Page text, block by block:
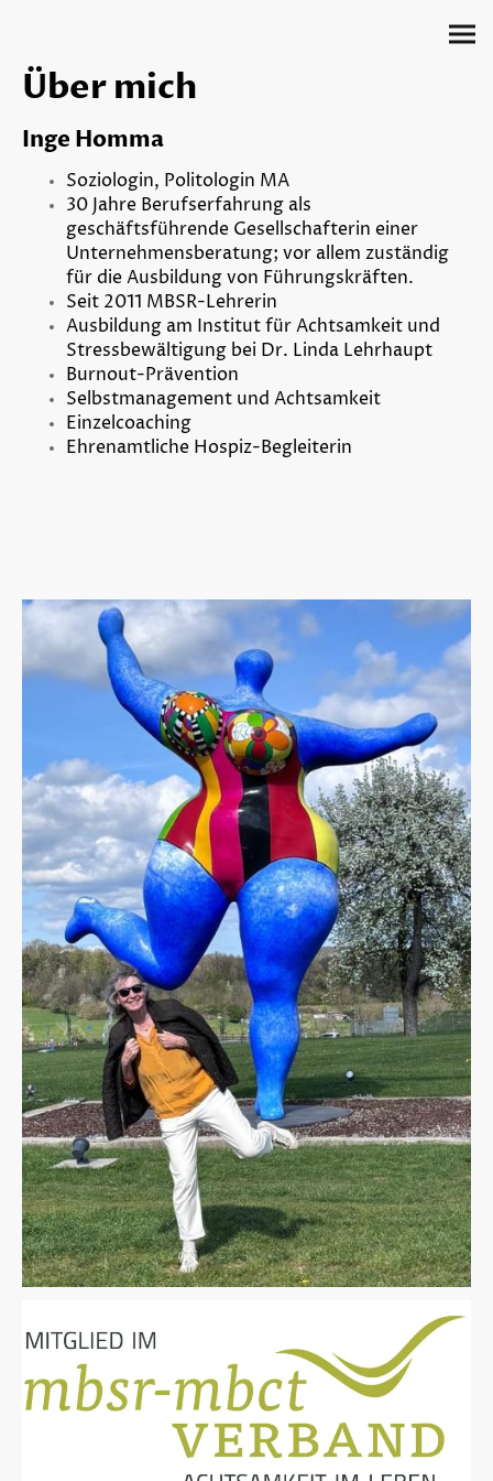
Über mich
Inge Homma
Soziologin, Politologin MA
30 Jahre Berufserfahrung als
geschäftsführende Gesellschafterin einer
Unternehmensberatung; vor allem zuständig
für die Ausbildung von Führungskräften.
Seit 2011 MBSR-Lehrerin
Ausbildung am Institut für Achtsamkeit und
Stressbewältigung bei Dr. Linda Lehrhaupt
Burnout-Prävention
Selbstmanagement und Achtsamkeit
Einzelcoaching
Ehrenamtliche Hospiz-Begleiterin